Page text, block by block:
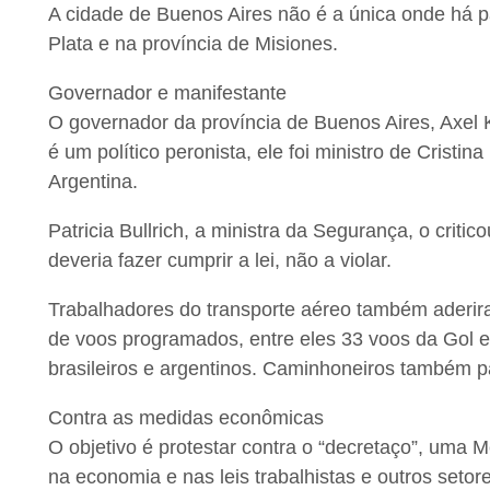
A cidade de Buenos Aires não é a única onde há
Plata e na província de Misiones.
Governador e manifestante
O governador da província de Buenos Aires,
é um político peronista, ele foi ministro de
Argentina.
Patricia Bullrich, a ministra da Segurança, o
deveria fazer cumprir a lei, não a violar.
Trabalhadores do transporte aéreo também
de voos programados, entre eles 33 voos da Gol
brasileiros e argentinos. Caminhoneiros também
Contra as medidas econômicas
O objetivo é protestar contra o “decretaço”, uma
na economia e nas leis trabalhistas e outros